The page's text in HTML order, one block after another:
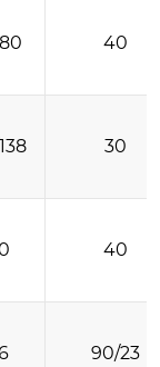
40
30
40
90/23